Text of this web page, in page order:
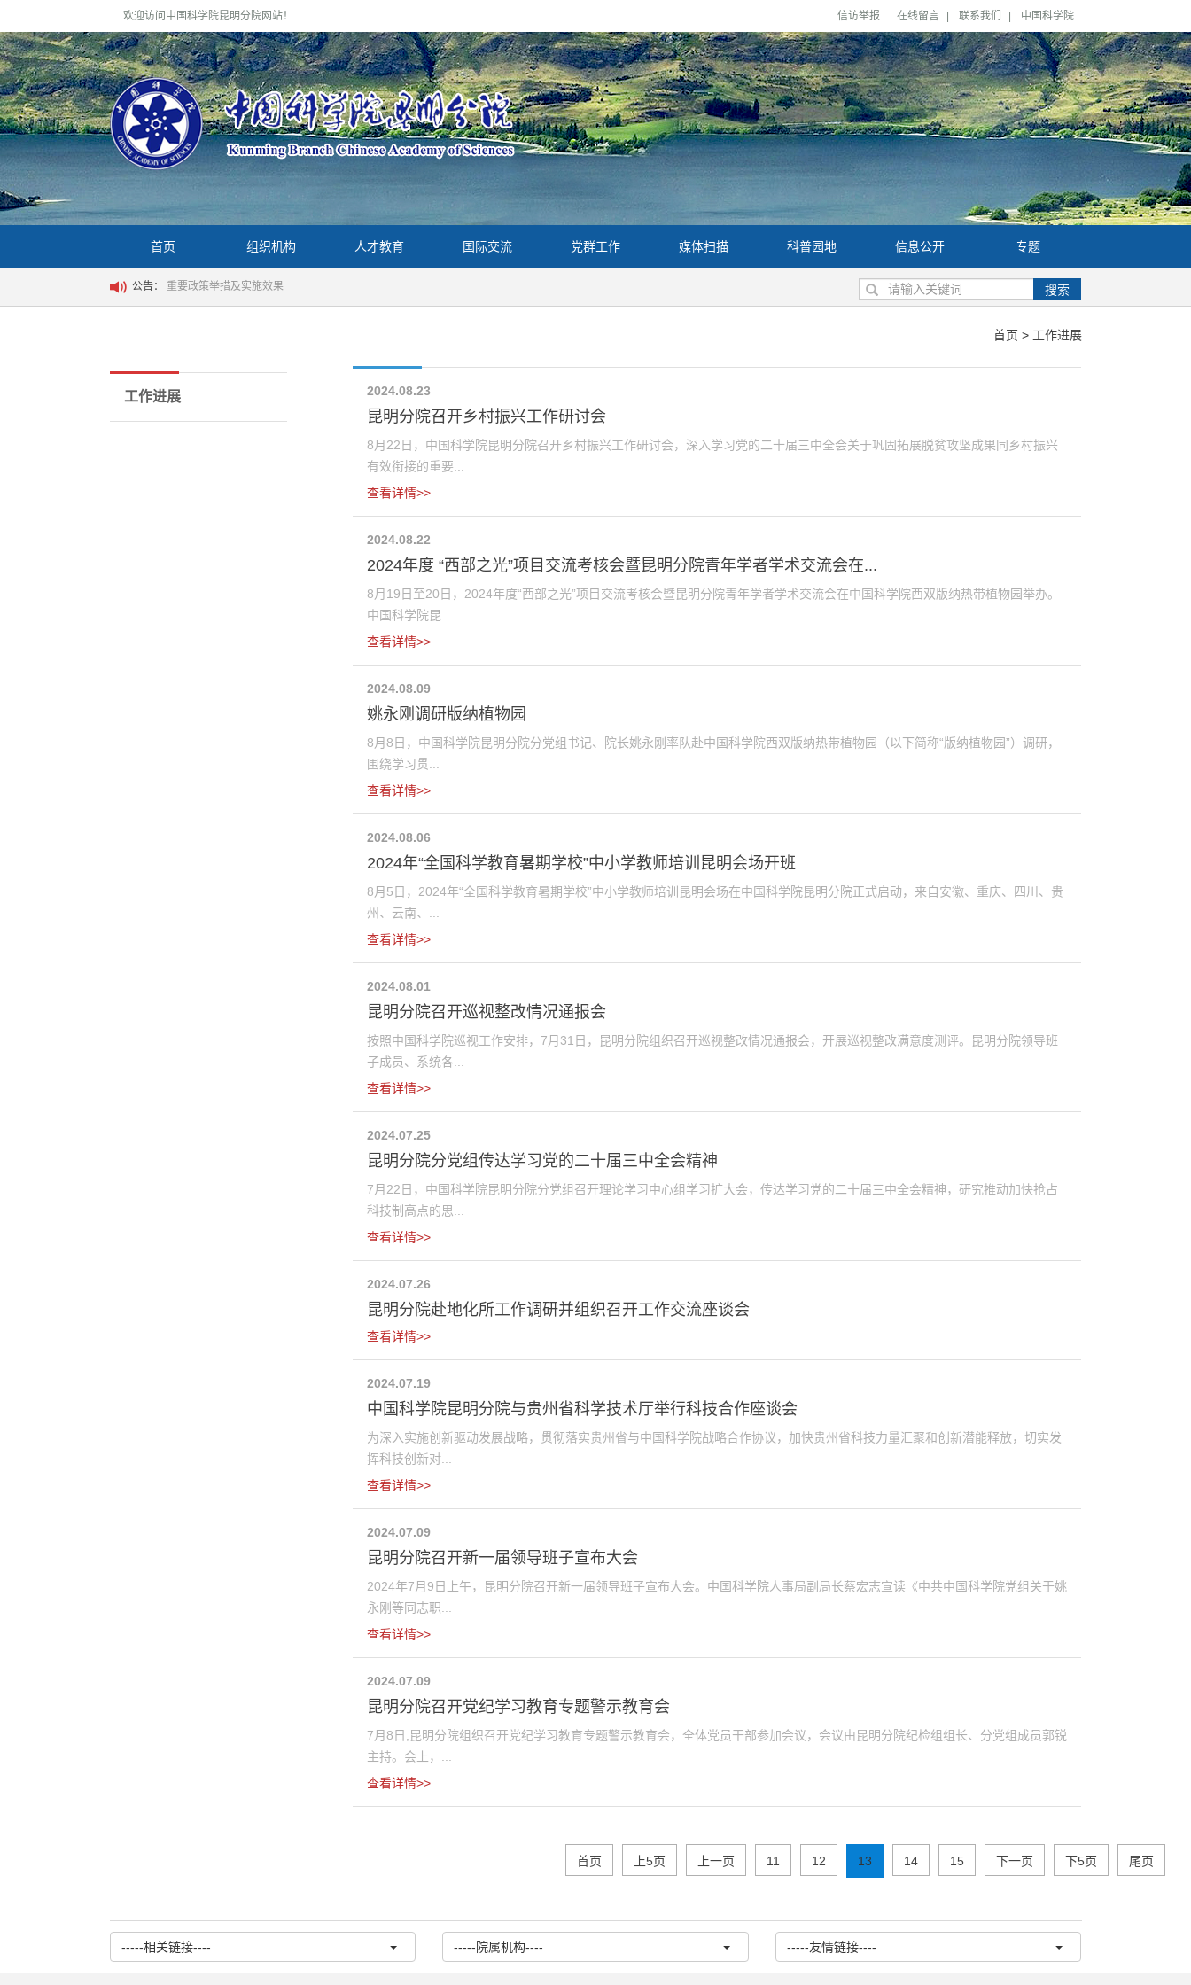
欢迎访问中国科学院昆明分院网站！ 信访举报 在线留言 联系我们 中国科学院
首页 组织机构 人才教育 国际交流 党群工作 媒体扫描 科普园地 信息公开 专题
公告： 重要政策举措及实施效果 搜索
首页 > 工作进展
工作进展 2024.08.23
昆明分院召开乡村振兴工作研讨会
8月22日，中国科学院昆明分院召开乡村振兴工作研讨会，深入学习党的二十届三中全会关于巩固拓展脱贫攻坚成果同乡村振兴
有效衔接的重要...
查看详情>>
2024.08.22
2024年度 “西部之光”项目交流考核会暨昆明分院青年学者学术交流会在...
8月19日至20日，2024年度“西部之光”项目交流考核会暨昆明分院青年学者学术交流会在中国科学院西双版纳热带植物园举办。
中国科学院昆...
查看详情>>
2024.08.09
姚永刚调研版纳植物园
8月8日，中国科学院昆明分院分党组书记、院长姚永刚率队赴中国科学院西双版纳热带植物园（以下简称“版纳植物园”）调研，
围绕学习贯...
查看详情>>
2024.08.06
2024年“全国科学教育暑期学校”中小学教师培训昆明会场开班
8月5日，2024年“全国科学教育暑期学校”中小学教师培训昆明会场在中国科学院昆明分院正式启动，来自安徽、重庆、四川、贵
州、云南、...
查看详情>>
2024.08.01
昆明分院召开巡视整改情况通报会
按照中国科学院巡视工作安排，7月31日，昆明分院组织召开巡视整改情况通报会，开展巡视整改满意度测评。昆明分院领导班
子成员、系统各...
查看详情>>
2024.07.25
昆明分院分党组传达学习党的二十届三中全会精神
7月22日，中国科学院昆明分院分党组召开理论学习中心组学习扩大会，传达学习党的二十届三中全会精神，研究推动加快抢占
科技制高点的思...
查看详情>>
2024.07.26
昆明分院赴地化所工作调研并组织召开工作交流座谈会
查看详情>>
2024.07.19
中国科学院昆明分院与贵州省科学技术厅举行科技合作座谈会
为深入实施创新驱动发展战略，贯彻落实贵州省与中国科学院战略合作协议，加快贵州省科技力量汇聚和创新潜能释放，切实发
挥科技创新对...
查看详情>>
2024.07.09
昆明分院召开新一届领导班子宣布大会
2024年7月9日上午，昆明分院召开新一届领导班子宣布大会。中国科学院人事局副局长蔡宏志宣读《中共中国科学院党组关于姚
永刚等同志职...
查看详情>>
2024.07.09
昆明分院召开党纪学习教育专题警示教育会
7月8日,昆明分院组织召开党纪学习教育专题警示教育会，全体党员干部参加会议，会议由昆明分院纪检组组长、分党组成员郭锐
主持。会上，...
查看详情>>
首页 上5页 上一页 11 12 13 14 15 下一页 下5页 尾页
-----相关链接---- -----院属机构---- -----友情链接----